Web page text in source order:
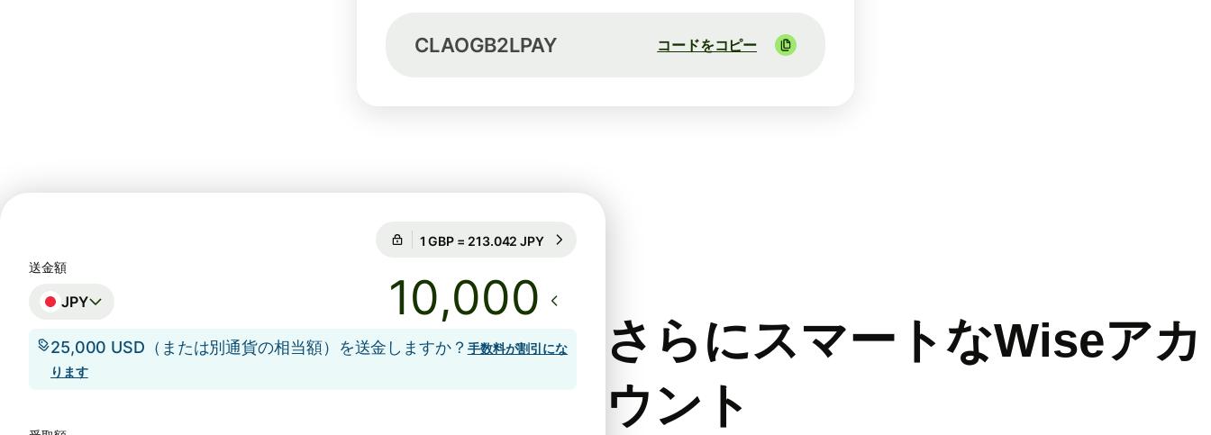
CLAOGB2LPAY コードをコピー
さらにスマートなWiseアカ
ウント
71時間のレート保証
送金額
JPY
25,000 USD（または別通貨の相当額）を送金しますか？ 手数料が割引にな
ります